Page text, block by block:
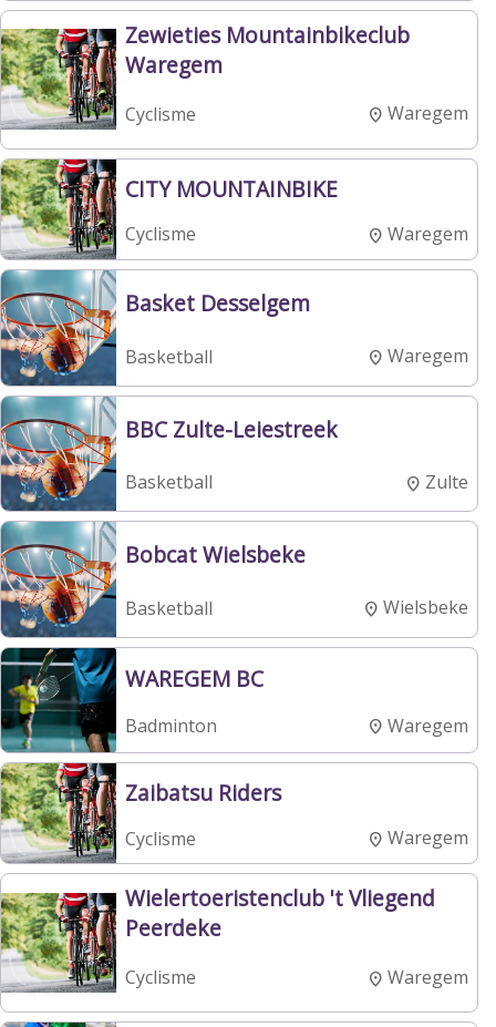
Zewieties Mountainbikeclub
Waregem
Cyclisme Waregem
CITY MOUNTAINBIKE
Cyclisme Waregem
Basket Desselgem
Basketball Waregem
BBC Zulte-Leiestreek
Basketball Zulte
Bobcat Wielsbeke
Basketball Wielsbeke
WAREGEM BC
Badminton Waregem
Zaibatsu Riders
Cyclisme Waregem
Wielertoeristenclub 't Vliegend
Peerdeke
Cyclisme Waregem